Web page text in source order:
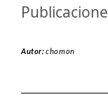
Autor:chomon